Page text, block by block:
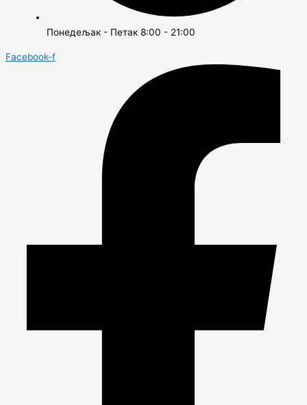
Понедељак - Петак 8:00 - 21:00
Facebook-f